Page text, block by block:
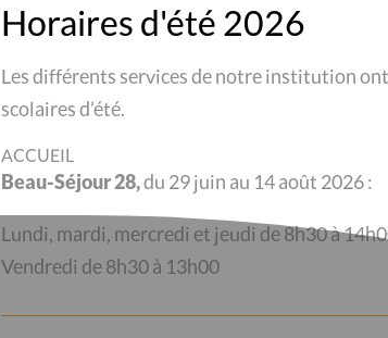
Horaires d'été 2026
Les différents services de notre institution
scolaires d’été.
ACCUEIL
Beau-Séjour 28,du 29 juin au 14 août 2026 :
Lundi, mardi, mercredi et jeudi de 8h30 à
Vendredi de 8h30 à 13h00